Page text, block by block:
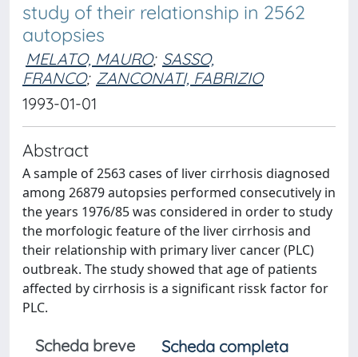
study of their relationship in 2562
autopsies
MELATO, MAURO; SASSO,
FRANCO; ZANCONATI, FABRIZIO
1993-01-01
Abstract
A sample of 2563 cases of liver cirrhosis diagnosed
among 26879 autopsies performed consecutively in
the years 1976/85 was considered in order to study
the morfologic feature of the liver cirrhosis and
their relationship with primary liver cancer (PLC)
outbreak. The study showed that age of patients
affected by cirrhosis is a significant rissk factor for
PLC.
Scheda breve Scheda completa